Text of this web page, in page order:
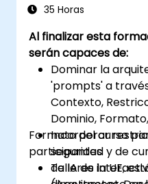
clara y accesible a la
través de
la vida real y
asistentes
funciona y cómo
responsable y
35 Horas
Al finalizar esta
serán capaces de:
Dominar la
'prompts' a
Contexto,
Dominio,
Incorporar
seguridad y de
de IA de la UE,
Formato del curso
participantes
Talleres